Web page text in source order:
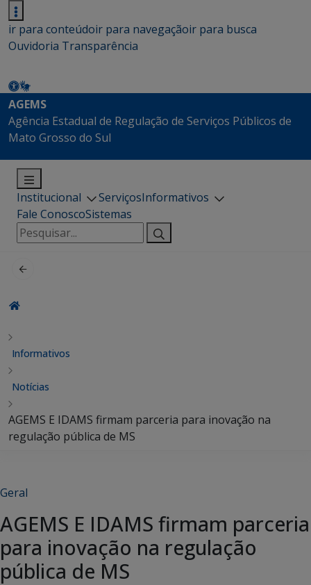
ir para conteúdoir para navegaçãoir para busca
Ouvidoria Transparência
AGEMS
Agência Estadual de Regulação de Serviços Públicos de
Mato Grosso do Sul
Institucional ServiçosInformativos
Fale ConoscoSistemas
Pesquisar
por:
Informativos
Notícias
AGEMS E IDAMS firmam parceria para inovação na
regulação pública de MS
Geral
AGEMS E IDAMS firmam parceria
para inovação na regulação
pública de MS